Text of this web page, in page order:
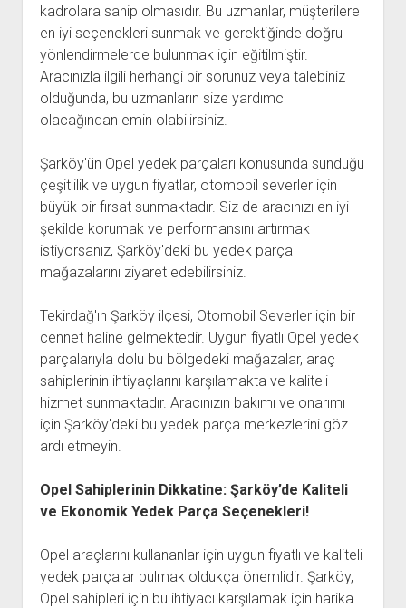
kadrolara sahip olmasıdır. Bu uzmanlar, müşterilere
en iyi seçenekleri sunmak ve gerektiğinde doğru
yönlendirmelerde bulunmak için eğitilmiştir.
Aracınızla ilgili herhangi bir sorunuz veya talebiniz
olduğunda, bu uzmanların size yardımcı
olacağından emin olabilirsiniz.
Şarköy'ün Opel yedek parçaları konusunda sunduğu
çeşitlilik ve uygun fiyatlar, otomobil severler için
büyük bir fırsat sunmaktadır. Siz de aracınızı en iyi
şekilde korumak ve performansını artırmak
istiyorsanız, Şarköy'deki bu yedek parça
mağazalarını ziyaret edebilirsiniz.
Tekirdağ'ın Şarköy ilçesi, Otomobil Severler için bir
cennet haline gelmektedir. Uygun fiyatlı Opel yedek
parçalarıyla dolu bu bölgedeki mağazalar, araç
sahiplerinin ihtiyaçlarını karşılamakta ve kaliteli
hizmet sunmaktadır. Aracınızın bakımı ve onarımı
için Şarköy'deki bu yedek parça merkezlerini göz
ardı etmeyin.
Opel Sahiplerinin Dikkatine: Şarköy’de Kaliteli
ve Ekonomik Yedek Parça Seçenekleri!
Opel araçlarını kullananlar için uygun fiyatlı ve kaliteli
yedek parçalar bulmak oldukça önemlidir. Şarköy,
Opel sahipleri için bu ihtiyacı karşılamak için harika